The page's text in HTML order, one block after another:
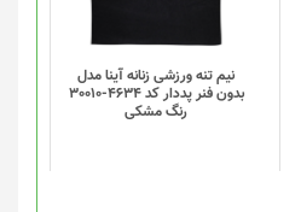
نیم تنه ورزشی زنانه آینا مدل
بدون فنر پددار کد 4634-30010
رنگ مشکی
باشد.
گزینه
ها
ممکن